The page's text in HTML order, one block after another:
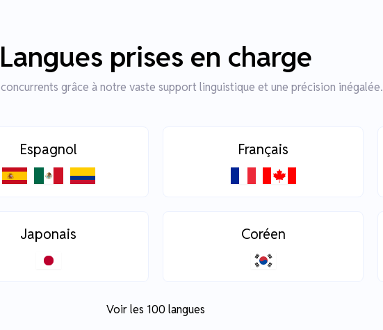
Langues prises en charge
grâce à notre vaste support linguistique et une précision inégalée.
Espagnol Français
Japonais Coréen
Voir les 100 langues